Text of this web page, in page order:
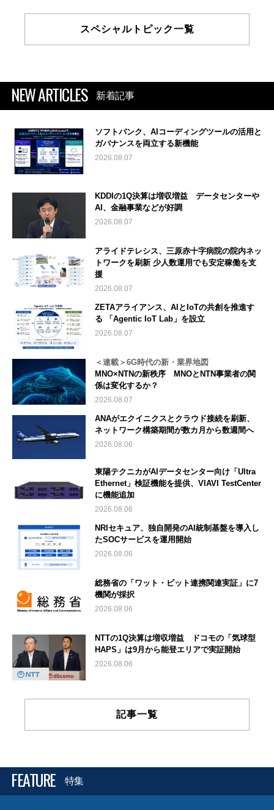
スペシャルトピック一覧
NEW ARTICLES 新着記事
ソフトバンク、AIコーディングツールの活用と
ガバナンスを両立する新機能
2026.08.07
KDDIの1Q決算は増収増益 データセンターや
AI、金融事業などが好調
2026.08.07
アライドテレシス、三原赤十字病院の院内ネッ
トワークを刷新 少人数運用でも安定稼働を支
援
2026.08.07
ZETAアライアンス、AIとIoTの共創を推進す
る 「Agentic IoT Lab」を設立
2026.08.07
＜連載＞6G時代の新・業界地図
MNO×NTNの新秩序 MNOとNTN事業者の関
係は変化するか？
2026.08.07
ANAがエクイニクスとクラウド接続を刷新、
ネットワーク構築期間が数カ月から数週間へ
2026.08.06
東陽テクニカがAIデータセンター向け「Ultra
Ethernet」検証機能を提供、VIAVI TestCenter
に機能追加
2026.08.06
NRIセキュア、独自開発のAI統制基盤を導入し
たSOCサービスを運用開始
2026.08.06
総務省の「ワット・ビット連携関連実証」に7
機関が採択
2026.08.06
NTTの1Q決算は増収増益 ドコモの「気球型
HAPS」は9月から能登エリアで実証開始
2026.08.06
記事一覧
FEATURE 特集